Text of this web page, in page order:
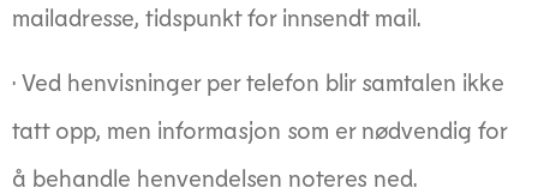
mailadresse, tidspunkt for innsendt mail.
· Ved henvisninger per telefon blir samtalen ikke
tatt opp, men informasjon som er nødvendig for
å behandle henvendelsen noteres ned.